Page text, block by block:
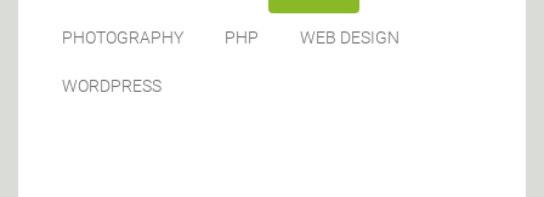
PHOTOGRAPHY PHP WEB DESIGN
WORDPRESS